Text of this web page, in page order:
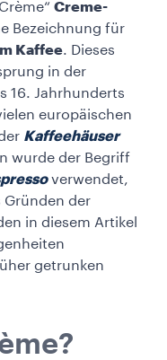
Creme-
Bezeichnung für
Kaffee. Dieses
in der
16. Jahrhunderts
europäischen
Kaffeehäuser
wurde der Begriff
verwendet,
Gründen der
in diesem Artikel
getrunken